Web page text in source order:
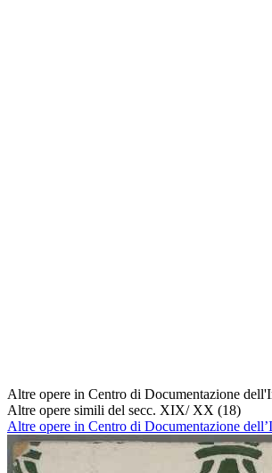
Altre opere in Centro di Documentazione
Altre opere simili del secc. XIX/ XX (18)
Altre opere in Centro di Documentazione